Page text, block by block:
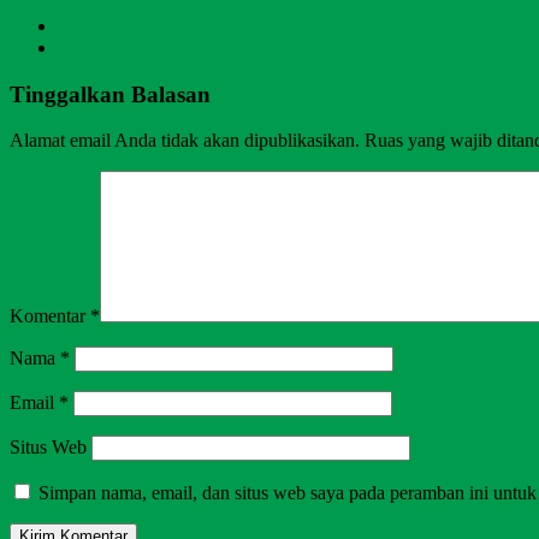
Tinggalkan Balasan
Alamat email Anda tidak akan dipublikasikan. Ruas yang wajib
Komentar *
Nama *
Email *
Situs Web
Simpan nama, email, dan situs web saya pada peramban ini